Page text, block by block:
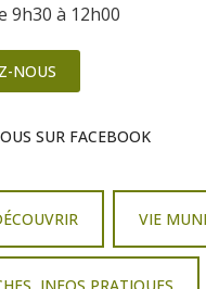
9h30 à 12h00
NOUS
SUR FACEBOOK
VIE